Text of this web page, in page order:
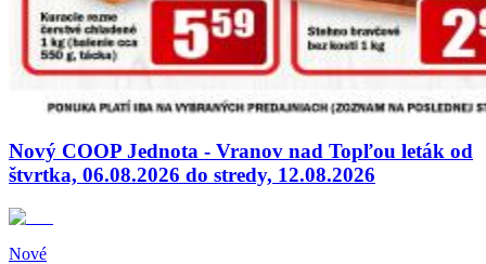
Nový COOP Jednota - Vranov nad Topľou leták od
štvrtka, 06.08.2026 do stredy, 12.08.2026
Nové